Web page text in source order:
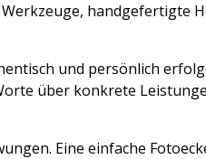
handgefertigte
und persönlich
über konkrete
Eine einfache